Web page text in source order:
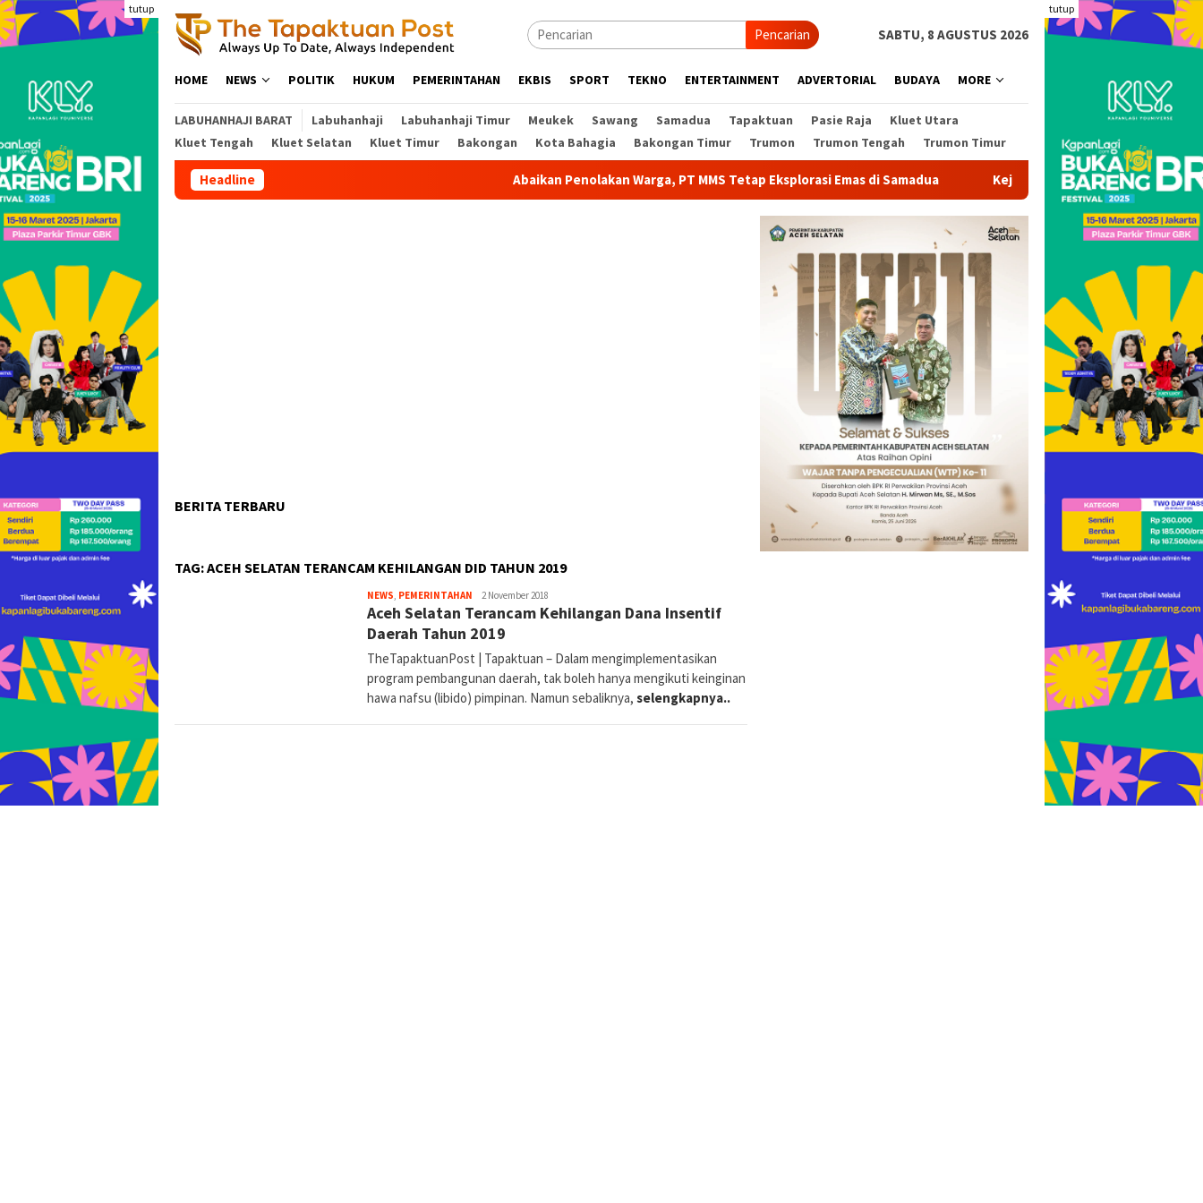
Loncat
ke
konten
tutup tutup
Pencarian SABTU, 8 AGUSTUS 2026
HOME NEWS POLITIK HUKUM PEMERINTAHAN EKBIS SPORT TEKNO ENTERTAINMENT ADVERTORIAL BUDAYA MORE
LABUHANHAJI BARAT Labuhanhaji Labuhanhaji Timur Meukek Sawang Samadua Tapaktuan Pasie Raja
Kluet Utara
Kluet Tengah
Kluet Selatan Kluet Timur Bakongan Kota Bahagia Bakongan Timur Trumon Trumon Tengah Trumon Timur
Headline Abaikan Penolakan Warga, PT MMS Tetap Eksplorasi Emas di Samadua Kejati dan Polda Aceh Usut Pokir
BERITA TERBARU
TAG:ACEH SELATAN TERANCAM KEHILANGAN DID TAHUN 2019
NEWS, PEMERINTAHAN
Redaksi
2 November 2018
Aceh Selatan Terancam Kehilangan Dana Insentif
Daerah Tahun 2019
TheTapaktuanPost | Tapaktuan – Dalam mengimplementasikan
program pembangunan daerah, tak boleh hanya mengikuti keinginan
hawa nafsu (libido) pimpinan. Namun sebaliknya, selengkapnya..